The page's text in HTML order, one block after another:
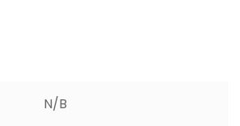
N/B